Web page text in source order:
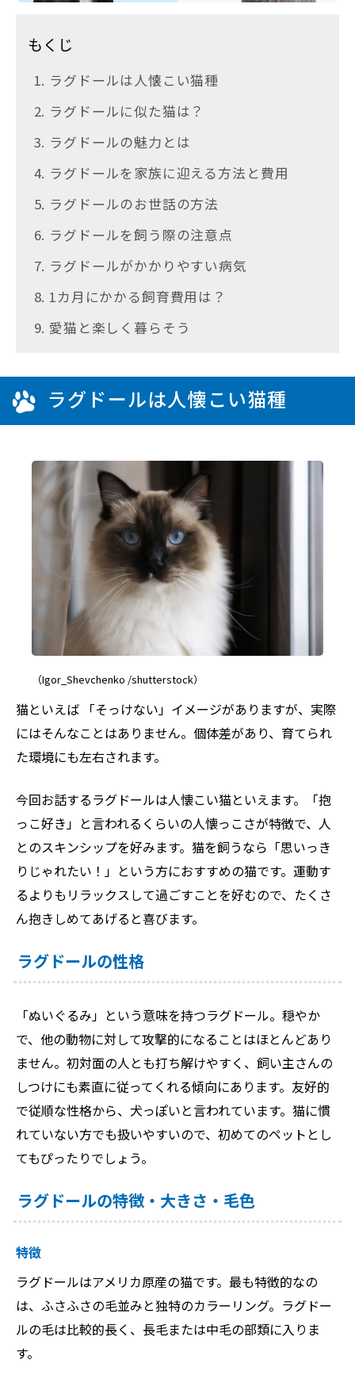
もくじ
1. ラグドールは人懐こい猫種
2. ラグドールに似た猫は？
3. ラグドールの魅力とは
4. ラグドールを家族に迎える方法と費用
5. ラグドールのお世話の方法
6. ラグドールを飼う際の注意点
7. ラグドールがかかりやすい病気
8. 1カ月にかかる飼育費用は？
9. 愛猫と楽しく暮らそう
ラグドールは人懐こい猫種
（Igor_Shevchenko /shutterstock）
猫といえば 「そっけない」イメージがありますが、実際
にはそんなことはありません。個体差があり、育てられ
た環境にも左右されます。
今回お話するラグドールは人懐こい猫といえます。「抱
っこ好き」と言われるくらいの人懐っこさが特徴で、人
とのスキンシップを好みます。猫を飼うなら「思いっき
りじゃれたい！」という方におすすめの猫です。運動す
るよりもリラックスして過ごすことを好むので、たくさ
ん抱きしめてあげると喜びます。
ラグドールの性格
「ぬいぐるみ」という意味を持つラグドール。穏やか
で、他の動物に対して攻撃的になることはほとんどあり
ません。初対面の人とも打ち解けやすく、飼い主さんの
しつけにも素直に従ってくれる傾向にあります。友好的
で従順な性格から、犬っぽいと言われています。猫に慣
れていない方でも扱いやすいので、初めてのペットとし
てもぴったりでしょう。
ラグドールの特徴・大きさ・毛色
特徴
ラグドールはアメリカ原産の猫です。最も特徴的なの
は、ふさふさの毛並みと独特のカラーリング。ラグドー
ルの毛は比較的長く、長毛または中毛の部類に入りま
す。